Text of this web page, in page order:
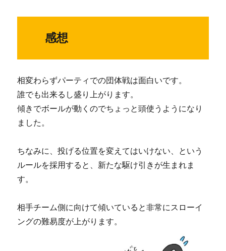
感想
相変わらずパーティでの団体戦は面白いです。
誰でも出来るし盛り上がります。
傾きでボールが動くのでちょっと頭使うようになり
ました。
ちなみに、投げる位置を変えてはいけない、という
ルールを採用すると、新たな駆け引きが生まれま
す。
相手チーム側に向けて傾いていると非常にスローイ
ングの難易度が上がります。